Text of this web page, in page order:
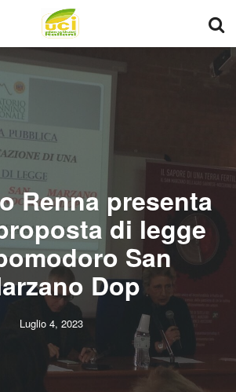
Renna presenta
di legge
San
Dop
Luglio 4, 2023